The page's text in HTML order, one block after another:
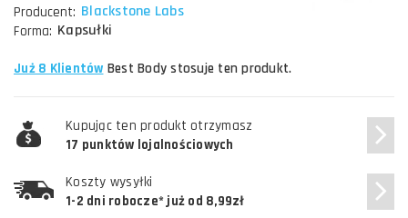
Producent: Blackstone Labs
Forma: Kapsułki
Już 8 Klientów Best Body stosuje ten produkt.
Kupując ten produkt otrzymasz
17 punktów lojalnościowych
Koszty wysyłki
1-2 dni robocze* już od 8,99zł